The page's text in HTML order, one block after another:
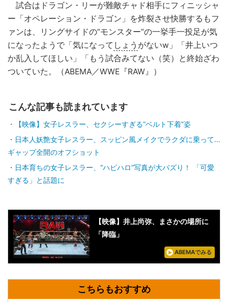
試合はドラゴン・リーが難敵チャド相手にフィニッシャ
ー「オペレーション・ドラゴン」を炸裂させ快勝するもフ
ァンは、リングサイドの”モンスター”の一挙手一投足が気
になったようで「気になって しょう がないw」「井上いつ
か乱入してほしい」「もう試合みてない（笑）と終始ざわ
ついていた。（ABEMA／WWE『RAW』）
こんな記事も読まれています
【映像】女子レスラー、セクシーすぎる”ベルト下着”姿
日本人妖艶女子レスラー、スッピン風メイクでラクダに乗って…
ギャップ全開のオフショット
日本育ちの女子レスラー、“ハピハロ”写真が大バズり！ 「可愛
すぎる」と話題に
【映像】井上尚弥、まさかの場所に
「降臨」
ABEMAでみる